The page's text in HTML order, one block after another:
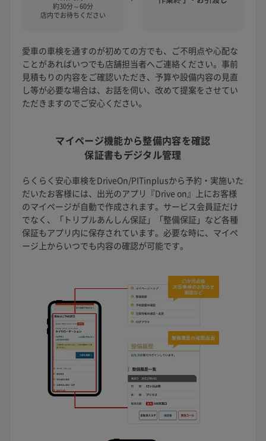
約30分～60分
店内でお待ちください
愛車の車検を通すのが初めての方でも、ご不明点や心配な
ことがあればいつでも店舗担当者へご連絡ください。事前
見積もりの内容をご確認いただき、予算や設備内容の見直
し等が必要な場合は、お話を伺い、改めて提案をさせてい
ただきますのでご安心ください。
マイページ機能から整備内容を確認
保証書もデジタル管理
らくらく安心車検をDriveOn/PITinplusから予約・実施いた
だいたお客様には、出光のアプリ『Drive on』上にお客様
のマイページが自動で作成されます。サービス会員証だけ
でなく、「トリプルあんしん保証」「整備保証」など各種
保証もアプリ内に保存されています。必要な時に、マイペ
ージ上からいつでも内容の確認が可能です。